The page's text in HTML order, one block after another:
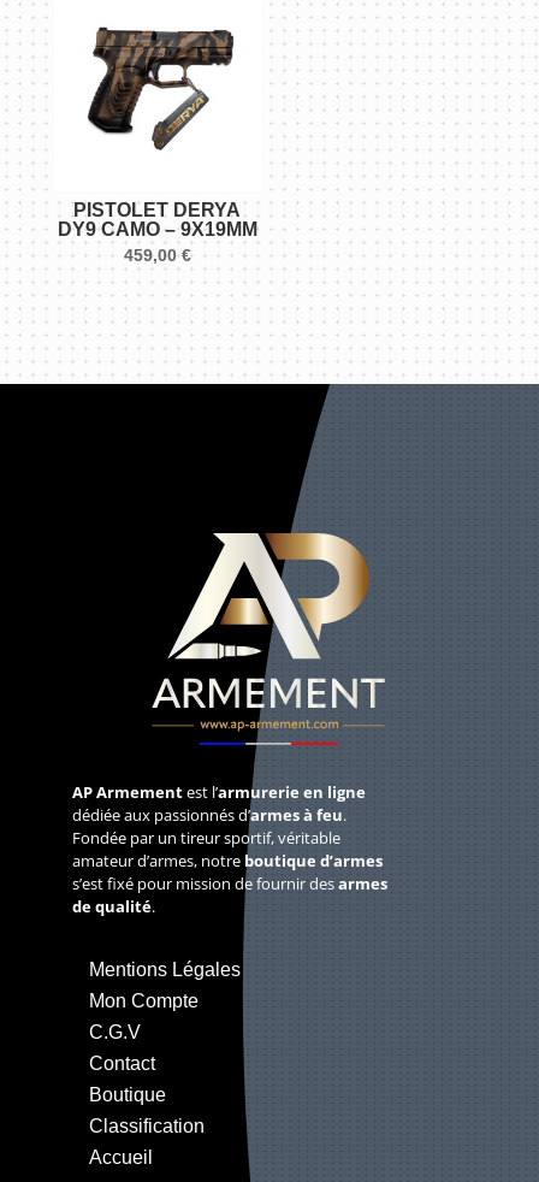
PISTOLET DERYA
DY9 CAMO – 9X19MM
459,00€
AP Armementest l’armurerie en ligne
dédiée aux passionnés d’armes à feu.
Fondée par un tireur sportif, véritable
amateur d’armes, notre boutique d’armes
s’est fixé pour mission de fournir desarmes
de qualité.
Mentions Légales
Mon Compte
C.G.V
Contact
Boutique
Classification
Accueil